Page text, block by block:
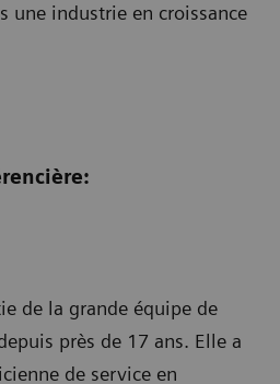
une industrie en croissance
de la grande équipe de
près de 17 ans. Elle a
de service en